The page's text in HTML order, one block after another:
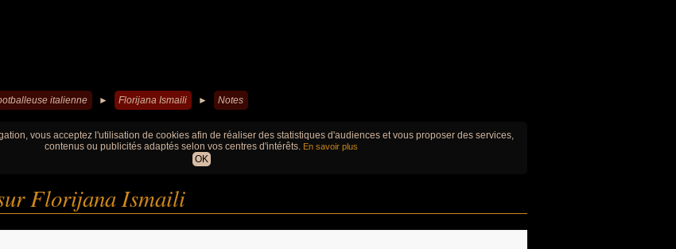
italienne ► Florijana Ismaili ► Notes
vous acceptez l'utilisation de cookies afin de réaliser des statistiques d'audiences et vous proposer des services,
contenus ou publicités adaptés selon vos centres d'intérêts. En savoir plus
OK
Florijana Ismaili